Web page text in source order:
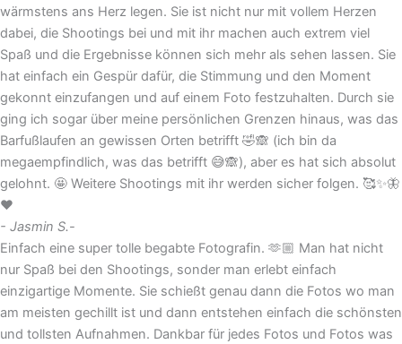
wärmstens ans Herz legen. Sie ist nicht nur mit vollem Herzen
dabei, die Shootings bei und mit ihr machen auch extrem viel
Spaß und die Ergebnisse können sich mehr als sehen lassen. Sie
hat einfach ein Gespür dafür, die Stimmung und den Moment
gekonnt einzufangen und auf einem Foto festzuhalten. Durch sie
ging ich sogar über meine persönlichen Grenzen hinaus, was das
Barfußlaufen an gewissen Orten betrifft 🤣🙈 (ich bin da
megaempfindlich, was das betrifft 😅🙈), aber es hat sich absolut
gelohnt. 🤩 Weitere Shootings mit ihr werden sicher folgen. 🥰✨🦋
❤️
- Jasmin S.-
Einfach eine super tolle begabte Fotografin. 🫶🏼 Man hat nicht
nur Spaß bei den Shootings, sonder man erlebt einfach
einzigartige Momente. Sie schießt genau dann die Fotos wo man
am meisten gechillt ist und dann entstehen einfach die schönsten
und tollsten Aufnahmen. Dankbar für jedes Fotos und Fotos was